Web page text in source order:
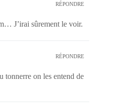
RÉPONDRE
J’irai sûrement le voir.
RÉPONDRE
tonnerre on les entend de